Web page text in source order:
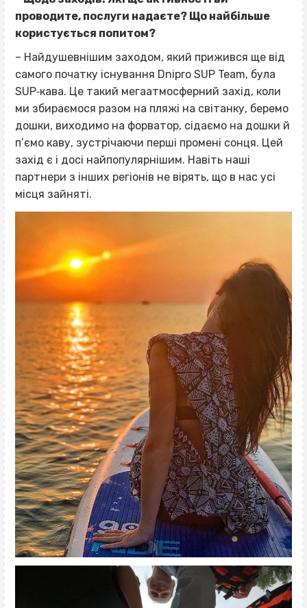
проводите, послуги надаєте? Що найбільше
користується попитом?
– Найдушевнішим заходом, який прижився ще від
самого початку існування Dnipro SUP Team, була
SUP‐кава. Це такий мегаатмосферний захід, коли
ми збираємося разом на пляжі на світанку, беремо
дошки, виходимо на форватор, сідаємо на дошки й
п’ємо каву, зустрічаючи перші промені сонця. Цей
захід є і досі найпопулярнішим. Навіть наші
партнери з інших регіонів не вірять, що в нас усі
місця зайняті.